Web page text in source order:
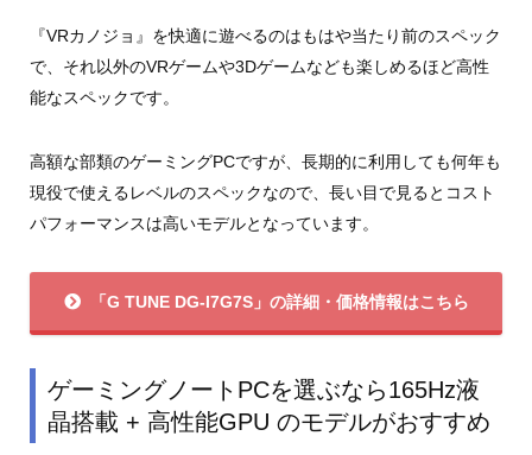
『VRカノジョ』を快適に遊べるのはもはや当たり前のスペック
で、それ以外のVRゲームや3Dゲームなども楽しめるほど高性
能なスペックです。
高額な部類のゲーミングPCですが、長期的に利用しても何年も
現役で使えるレベルのスペックなので、長い目で見るとコスト
パフォーマンスは高いモデルとなっています。
「G TUNE DG-I7G7S」の詳細・価格情報はこちら
ゲーミングノートPCを選ぶなら165Hz液
晶搭載 + 高性能GPU のモデルがおすすめ